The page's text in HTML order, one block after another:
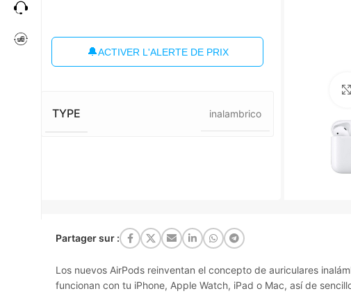
🔔ACTIVER L'ALERTE DE PRIX
TYPE inalambrico
Partager sur :
Los nuevos AirPods reinventan el concepto de auriculares
funcionan con tu iPhone, Apple Watch, iPad o Mac, así de